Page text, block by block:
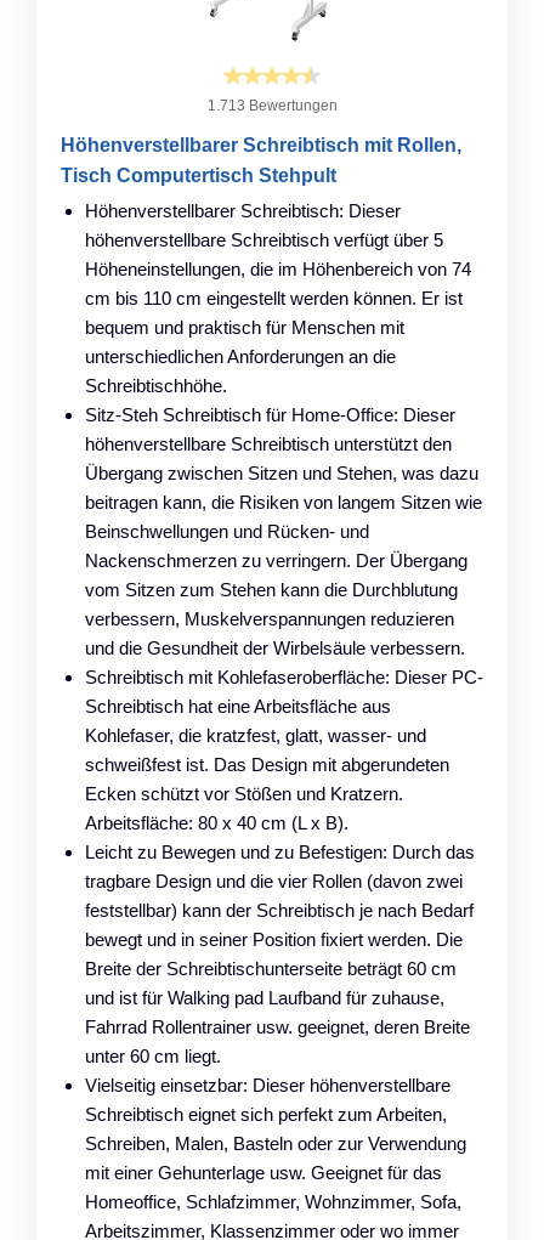
1.713 Bewertungen
Höhenverstellbarer Schreibtisch mit Rollen,
Tisch Computertisch Stehpult
Höhenverstellbarer Schreibtisch: Dieser
höhenverstellbare Schreibtisch verfügt über 5
Höheneinstellungen, die im Höhenbereich von 74
cm bis 110 cm eingestellt werden können. Er ist
bequem und praktisch für Menschen mit
unterschiedlichen Anforderungen an die
Schreibtischhöhe.
Sitz-Steh Schreibtisch für Home-Office: Dieser
höhenverstellbare Schreibtisch unterstützt den
Übergang zwischen Sitzen und Stehen, was dazu
beitragen kann, die Risiken von langem Sitzen wie
Beinschwellungen und Rücken- und
Nackenschmerzen zu verringern. Der Übergang
vom Sitzen zum Stehen kann die Durchblutung
verbessern, Muskelverspannungen reduzieren
und die Gesundheit der Wirbelsäule verbessern.
Schreibtisch mit Kohlefaseroberfläche: Dieser PC-
Schreibtisch hat eine Arbeitsfläche aus
Kohlefaser, die kratzfest, glatt, wasser- und
schweißfest ist. Das Design mit abgerundeten
Ecken schützt vor Stößen und Kratzern.
Arbeitsfläche: 80 x 40 cm (L x B).
Leicht zu Bewegen und zu Befestigen: Durch das
tragbare Design und die vier Rollen (davon zwei
feststellbar) kann der Schreibtisch je nach Bedarf
bewegt und in seiner Position fixiert werden. Die
Breite der Schreibtischunterseite beträgt 60 cm
und ist für Walking pad Laufband für zuhause,
Fahrrad Rollentrainer usw. geeignet, deren Breite
unter 60 cm liegt.
Vielseitig einsetzbar: Dieser höhenverstellbare
Schreibtisch eignet sich perfekt zum Arbeiten,
Schreiben, Malen, Basteln oder zur Verwendung
mit einer Gehunterlage usw. Geeignet für das
Homeoffice, Schlafzimmer, Wohnzimmer, Sofa,
Arbeitszimmer, Klassenzimmer oder wo immer